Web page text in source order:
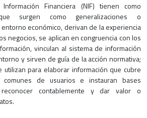
Financiera (NIF) tienen como
surgen como generalizaciones o
económico, derivan de la experiencia
negocios, se aplican en congruencia con los
vinculan al sistema de información
y sirven de guía de la acción normativa;
utilizan para elaborar información que cubre
comunes de usuarios e instauran bases
contablemente y dar valor o